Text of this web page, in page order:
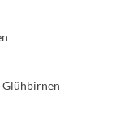
Glühbirnen